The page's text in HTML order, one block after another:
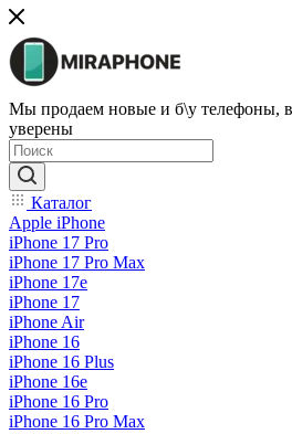
Мы продаем новые и б\у телефоны,
уверены
Каталог
Apple iPhone
iPhone 17 Pro
iPhone 17 Pro Max
iPhone 17e
iPhone 17
iPhone Air
iPhone 16
iPhone 16 Plus
iPhone 16e
iPhone 16 Pro
iPhone 16 Pro Max